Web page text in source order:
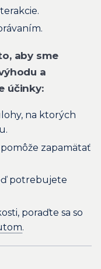
aby sme
a
účinky:
na ktorých
zapamätať
potrebujete
poraďte sa so
.